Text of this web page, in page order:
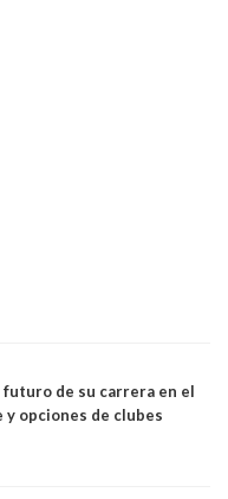
futuro de su carrera en el
opciones de clubes